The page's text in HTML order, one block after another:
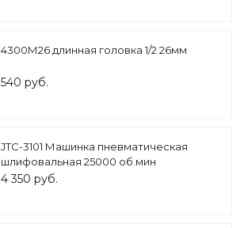
4300М26 длинная головка 1/2 26мм
540 руб.
JTC-3101 Машинка пневматическая
шлифовальная 25000 об.мин
4 350 руб.